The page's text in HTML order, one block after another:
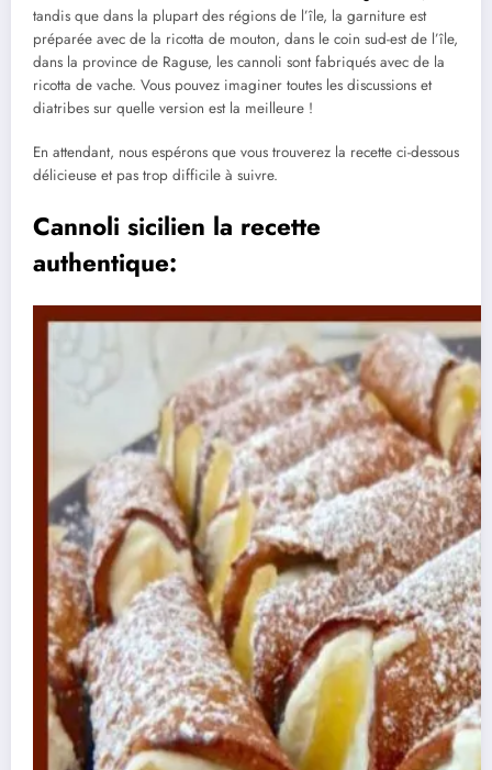
tandis que dans la plupart des régions de l’île, la garniture est
préparée avec de la ricotta de mouton, dans le coin sud-est de l’île,
dans la province de Raguse, les cannoli sont fabriqués avec de la
ricotta de vache. Vous pouvez imaginer toutes les discussions et
diatribes sur quelle version est la meilleure !
En attendant, nous espérons que vous trouverez la recette ci-dessous
délicieuse et pas trop difficile à suivre.
Cannoli sicilien la recette
authentique: